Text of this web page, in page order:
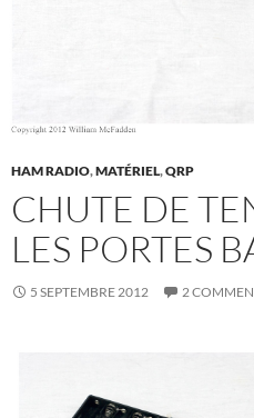
HAM RADIO,MATÉRIEL,QRP
CHUTE DE
LES PORTES
5 SEPTEMBRE 2012 2